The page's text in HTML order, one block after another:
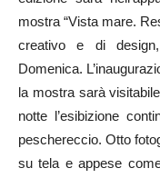
mostra “Vista mare.
creativo e di
Domenica.
la mostra sarà
notte l’esibizione
peschereccio. Otto
su tela e appese